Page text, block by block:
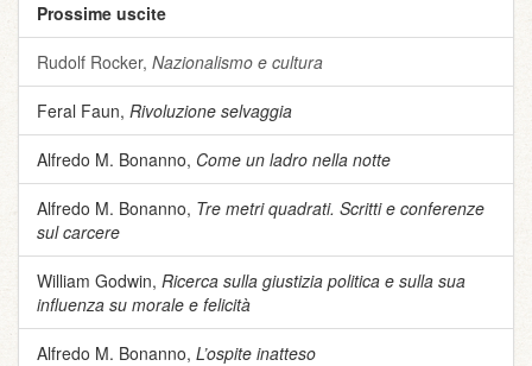
Prossime uscite
Rudolf Rocker, Nazionalismo e cultura
Feral Faun, Rivoluzione selvaggia
Alfredo M. Bonanno, Come un ladro nella notte
Alfredo M. Bonanno, Tre metri quadrati. Scritti e conferenze
sul carcere
William Godwin, Ricerca sulla giustizia politica e sulla sua
influenza su morale e felicità
Alfredo M. Bonanno, L’ospite inatteso